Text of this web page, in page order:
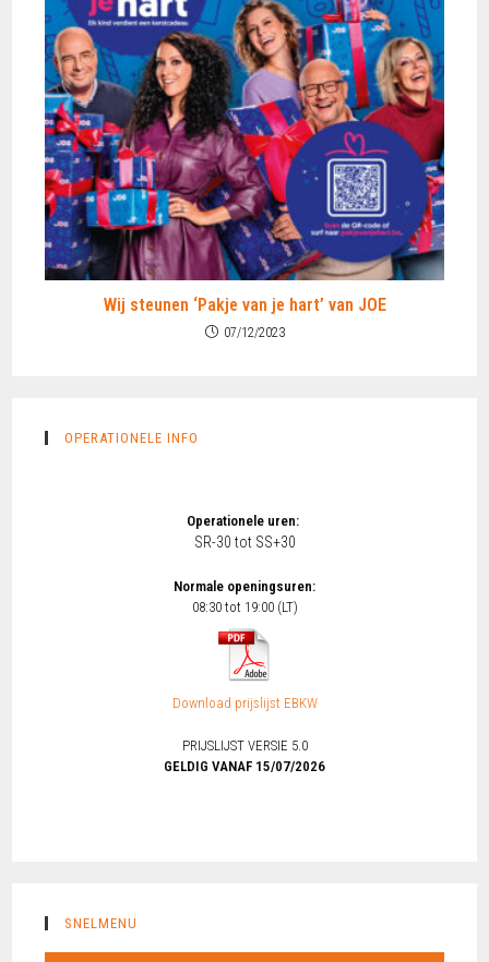
Wij steunen ‘Pakje van je hart’ van JOE
07/12/2023
OPERATIONELE INFO
Operationele uren:
SR-30 tot SS+30
Normale openingsuren:
08:30 tot 19:00 (LT)
Download prijslijst EBKW
PRIJSLIJST VERSIE 5.0
GELDIG VANAF 15/07/2026
SNELMENU